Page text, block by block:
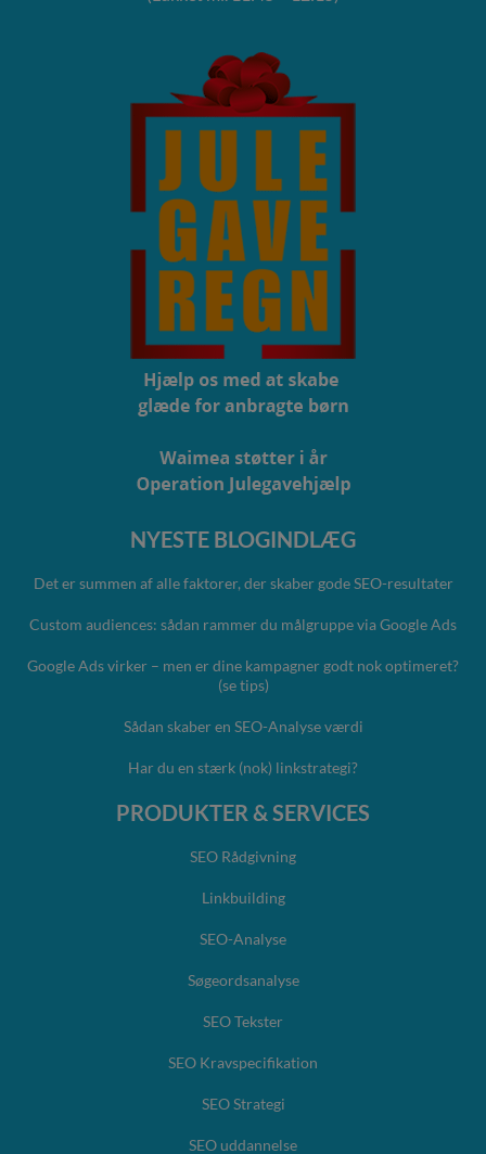
NYESTE BLOGINDLÆG
Det er summen af alle faktorer, der skaber gode SEO-resultater
Custom audiences: sådan rammer du målgruppe via Google Ads
Google Ads virker – men er dine kampagner godt nok optimeret?
(se tips)
Sådan skaber en SEO-Analyse værdi
Har du en stærk (nok) linkstrategi?
PRODUKTER & SERVICES
SEO Rådgivning
Linkbuilding
SEO-Analyse
Søgeordsanalyse
SEO Tekster
SEO Kravspecifikation
SEO Strategi
SEO uddannelse